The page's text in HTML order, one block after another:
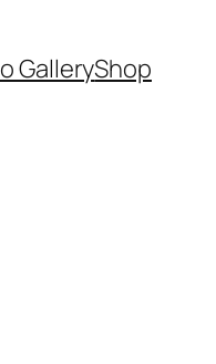
GalleryShop